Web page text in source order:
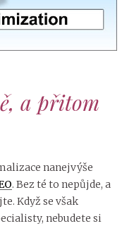
a přitom
nanejvýše
. Bez té to nepůjde, a
Když se však
nebudete si